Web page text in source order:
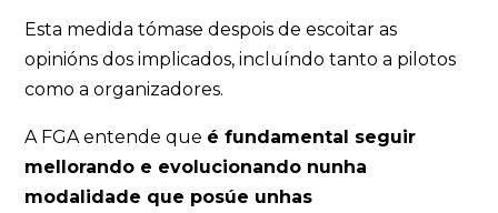
Esta medida tómase despois de escoitar as
opinións dos implicados, incluíndo tanto a pilotos
como a organizadores.
A FGA entende que é fundamental seguir
mellorando e evolucionando nunha
modalidade que posúe unhas